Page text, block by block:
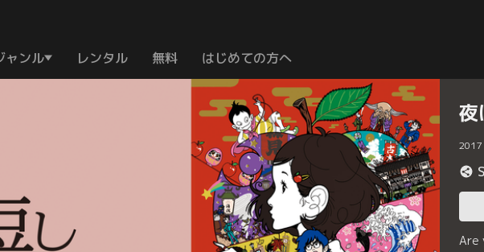
ャンル レンタル 無料 はじめての方へ
夜
2017
Are